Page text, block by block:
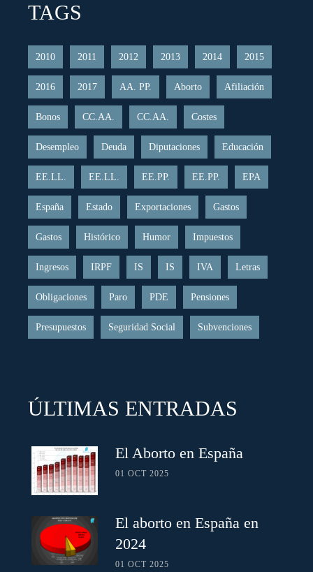
TAGS
2010 2011 2012 2013 2014 2015
2016 2017 AA. PP. Aborto Afiliación
Bonos CC.AA. CC.AA. Costes
Desempleo Deuda Diputaciones Educación
EE.LL. EE.LL. EE.PP. EE.PP. EPA
España Estado Exportaciones Gastos
Gastos Histórico Humor Impuestos
Ingresos IRPF IS IS IVA Letras
Obligaciones Paro PDE Pensiones
Presupuestos Seguridad Social Subvenciones
ÚLTIMAS ENTRADAS
El Aborto en España
01 OCT 2025
El aborto en España en
2024
01 OCT 2025